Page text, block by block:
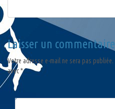
Laisser un commentaire
Votre adresse e-mail ne sera pas publiée.
avec*